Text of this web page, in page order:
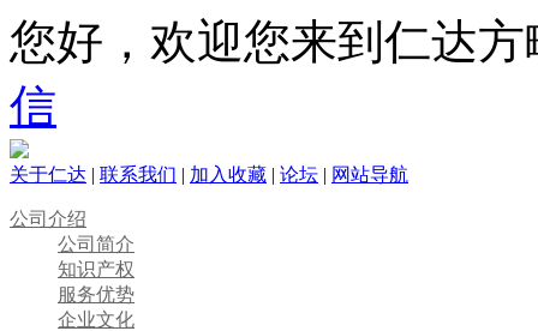
您好，欢迎您来到仁达方
信
关于仁达 | 联系我们 | 加入收藏 | 论坛 | 网站导航
公司介绍
公司简介
知识产权
服务优势
企业文化